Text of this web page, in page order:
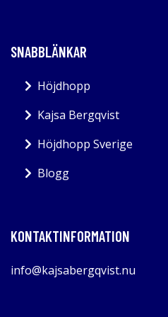
SNABBLÄNKAR
Höjdhopp
Kajsa Bergqvist
Höjdhopp Sverige
Blogg
KONTAKTINFORMATION
info@kajsabergqvist.nu